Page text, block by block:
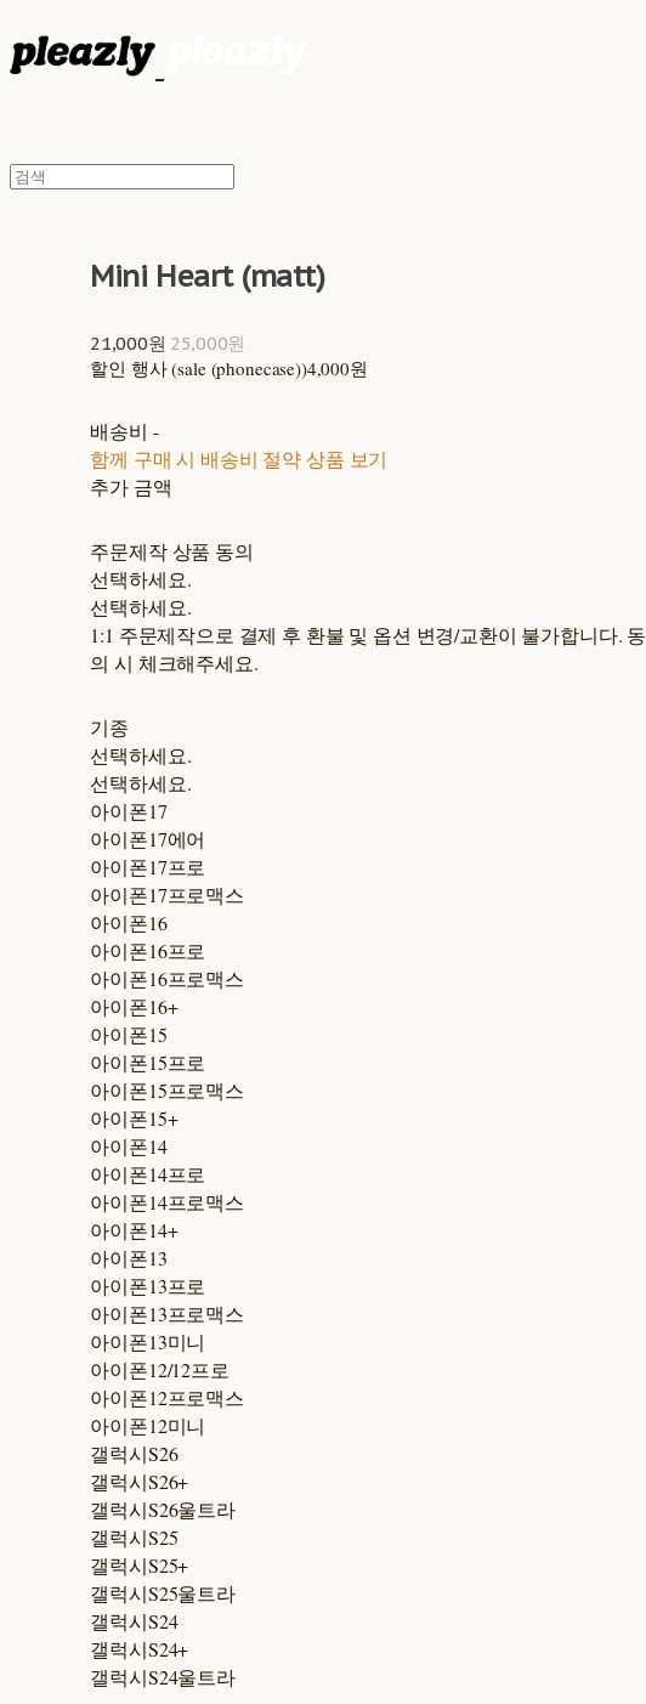
Mini Heart (matt)
21,000원 25,000원
할인 행사 (sale (phonecase))4,000원
배송비 -
함께 구매 시 배송비 절약 상품 보기
추가 금액
주문제작 상품 동의
선택하세요.
선택하세요.
1:1 주문제작으로 결제 후 환불 및 옵션 변경/교환이 불가합니다. 동
의 시 체크해주세요.
기종
선택하세요.
선택하세요.
아이폰17
아이폰17에어
아이폰17프로
아이폰17프로맥스
아이폰16
아이폰16프로
아이폰16프로맥스
아이폰16+
아이폰15
아이폰15프로
아이폰15프로맥스
아이폰15+
아이폰14
아이폰14프로
아이폰14프로맥스
아이폰14+
아이폰13
아이폰13프로
아이폰13프로맥스
아이폰13미니
아이폰12/12프로
아이폰12프로맥스
아이폰12미니
갤럭시S26
갤럭시S26+
갤럭시S26울트라
갤럭시S25
갤럭시S25+
갤럭시S25울트라
갤럭시S24
갤럭시S24+
갤럭시S24울트라